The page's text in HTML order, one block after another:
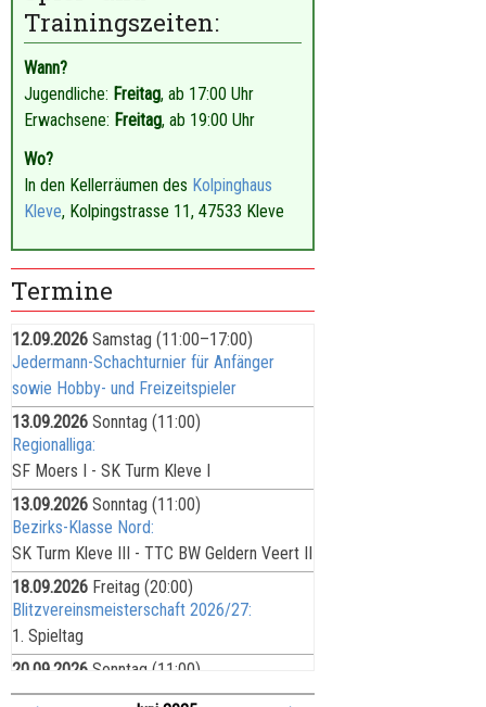
Trainingszeiten:
Wann?
Jugendliche: Freitag, ab 17:00 Uhr
Erwachsene: Freitag, ab 19:00 Uhr
Wo?
In den Kellerräumen des Kolpinghaus
Kleve, Kolpingstrasse 11, 47533 Kleve
Termine
12.09.2026 Samstag (11:00–17:00)
Jedermann-Schachturnier für Anfänger
sowie Hobby- und Freizeitspieler
13.09.2026 Sonntag (11:00)
Regionalliga:
SF Moers I - SK Turm Kleve I
13.09.2026 Sonntag (11:00)
Bezirks-Klasse Nord:
SK Turm Kleve III - TTC BW Geldern Veert II
18.09.2026 Freitag (20:00)
Blitzvereinsmeisterschaft 2026/27:
1. Spieltag
20.09.2026 Sonntag (11:00)
Bezirks-Liga: